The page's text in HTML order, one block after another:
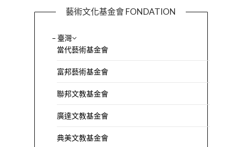
藝術文化基金會 FONDATION
– 臺灣
當代藝術基金會
富邦藝術基金會
聯邦文教基金會
廣達文教基金會
典美文教基金會